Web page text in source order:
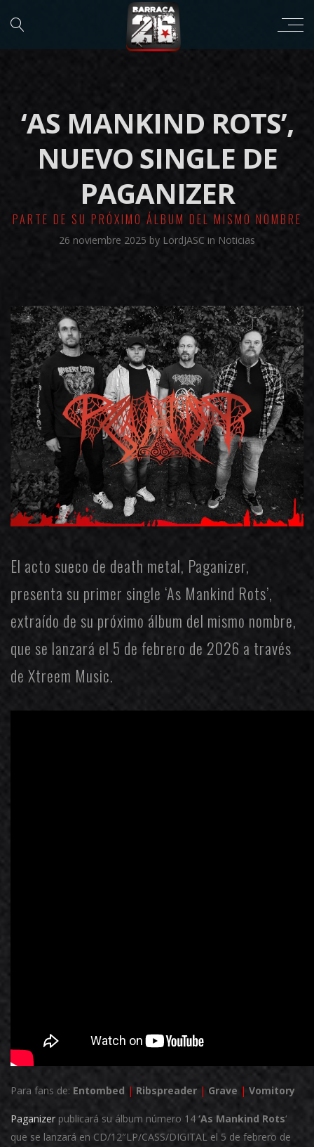
‘AS MANKIND ROTS’,
NUEVO SINGLE DE
PAGANIZER
PARTE DE SU PRÓXIMO ÁLBUM DEL MISMO NOMBRE
26 noviembre 2025 by LordJASC in Noticias
El acto sueco de death metal, Paganizer,
presenta su primer single ‘As Mankind Rots’,
extraído de su próximo álbum del mismo nombre,
que se lanzará el 5 de febrero de 2026 a través
de Xtreem Music.
Para fans de: Entombed | Ribspreader | Grave | Vomitory
Paganizerpublicará su álbum número 14 ‘As Mankind Rots‘
que se lanzará en CD/12″LP/CASS/DIGITAL el 5 de febrero de